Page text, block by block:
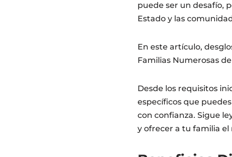
puede ser un desafío,
Estado y las
En este artículo,
Familias Numerosas
Desde los requisitos
específicos que
con confianza. Sigue
y ofrecer a tu familia